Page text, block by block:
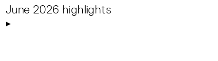
June 2026 highlights